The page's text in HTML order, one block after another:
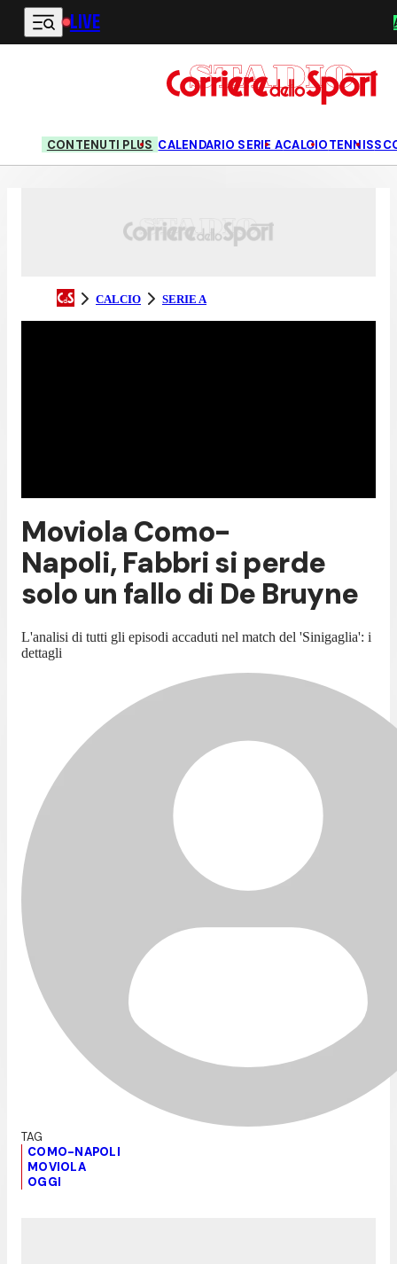
Vai al contenuto principale
LIVE
CONTENUTI PLUS CALENDARIO SERIE ACALCIOTENNIS
CALCIO SERIE A
Moviola Como-
Napoli, Fabbri si perde
solo un fallo di De Bruyne
L'analisi di tutti gli episodi accaduti nel match del 'Sinigaglia': i
dettagli
COMO-NAPOLI
MOVIOLA
OGGI